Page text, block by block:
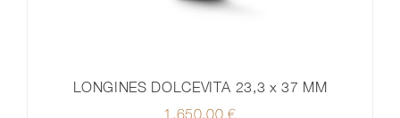
LONGINES DOLCEVITA 23,3 x 37 MM
1.650,00€